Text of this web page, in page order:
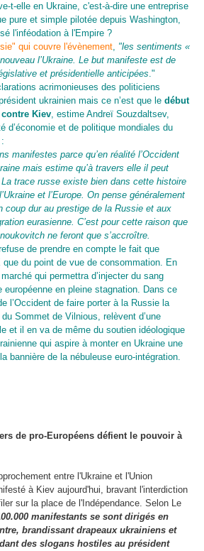
t-elle en Ukraine, c'est-à-dire une entreprise
pure et simple pilotée depuis Washington,
l'inféodation à l'Empire ?
qui couvre l'évènement, "les sentiments «
l’Ukraine. Le but manifeste est de
et présidentielle anticipées."
acrimonieuses des politiciens
ukrainien mais ce n’est que le début
Kiev, estime Andreï Souzdaltsev,
d’économie et de politique mondiales du
manifestes parce qu’en réalité l’Occident
mais estime qu’à travers elle il peut
trace russe existe bien dans cette histoire
et l’Europe. On pense généralement
coup dur au prestige de la Russie et aux
eurasienne. C’est pour cette raison que
ne feront que s’accroître.
de prendre en compte le fait que
que du point de vue de consommation. En
qui permettra d’injecter du sang
européenne en pleine stagnation. Dans ce
l’Occident de faire porter à la Russie la
Sommet de Vilnious, relèvent d’une
et il en va de même du soutien idéologique
qui aspire à monter en Ukraine une
bannière de la nébuleuse euro-intégration.
de pro-Européens défient le pouvoir à
entre l'Ukraine et l'Union
à Kiev aujourd'hui, bravant l'interdiction
sur la place de l'Indépendance. Selon Le
manifestants se sont dirigés en
brandissant drapeaux ukrainiens et
des slogans hostiles au président